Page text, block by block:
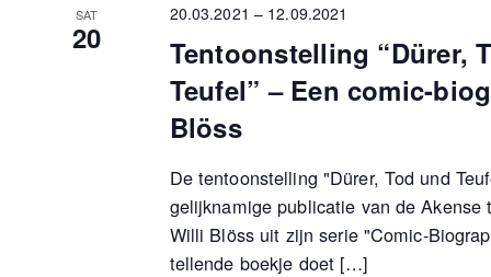
SAT
20
Tentoonstelling “Dürer,
Teufel” – Een comic-
Blöss
20.03.2021 – 12.09.2021
De tentoonstelling "Dürer, Tod und
gelijknamige publicatie van de Akense
Willi Blöss uit zijn serie "Comic-
tellende boekje doet […]